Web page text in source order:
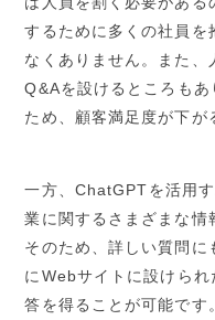
するために多くの社員を
なくありません。また、
Q&Aを設けるところも
ため、顧客満足度が下が
一方、ChatGPTを活用
業に関するさまざまな情
そのため、詳しい質問に
にWebサイトに設けら
答を得ることが可能です